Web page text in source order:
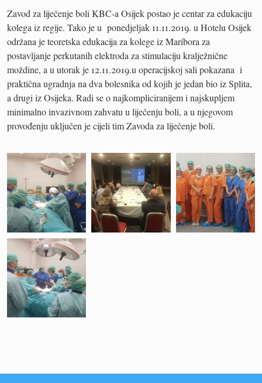
Zavod za liječenje boli KBC-a Osijek postao je centar za edukaciju
kolega iz regije. Tako je u ponedjeljak 11.11.2019. u Hotelu Osijek
održana je teoretska edukacija za kolege iz Maribora za
postavljanje perkutanih elektroda za stimulaciju kralježnične
moždine, a u utorak je 12.11.2019.u operacijskoj sali pokazana i
praktična ugradnja na dva bolesnika od kojih je jedan bio iz Splita,
a drugi iz Osijeka. Radi se o najkompliciranijem i najskupljem
minimalno invazivnom zahvatu u liječenju boli, a u njegovom
provođenju uključen je cijeli tim Zavoda za liječenje boli.